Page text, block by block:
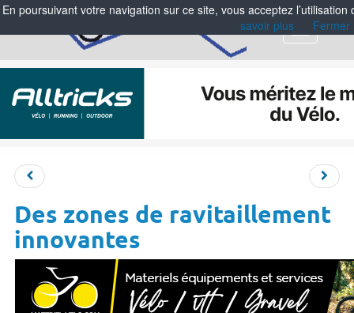
Menu
Des zones de ravitaillement
innovantes
En poursuivant votre navigation sur ce site, vous acceptez
savoir plus
Fermer